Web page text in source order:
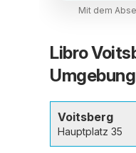
Mit dem
Libro
Umgebung
Voitsberg
Hauptplatz 35